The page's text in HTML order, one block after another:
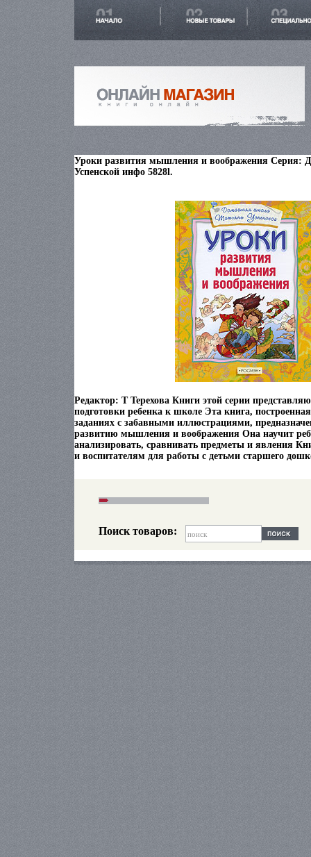
Уроки развития мышления и воображения Серия:
Успенской инфо 5828l.
Редактор: Т Терехова Книги этой серии
подготовки ребенка к школе Эта книга,
заданиях с забавными иллюстрациями,
развитию мышления и воображения Она научит
анализировать, сравнивать предметы и явления
и воспитателям для работы с детьми старшего
Поиск товаров: